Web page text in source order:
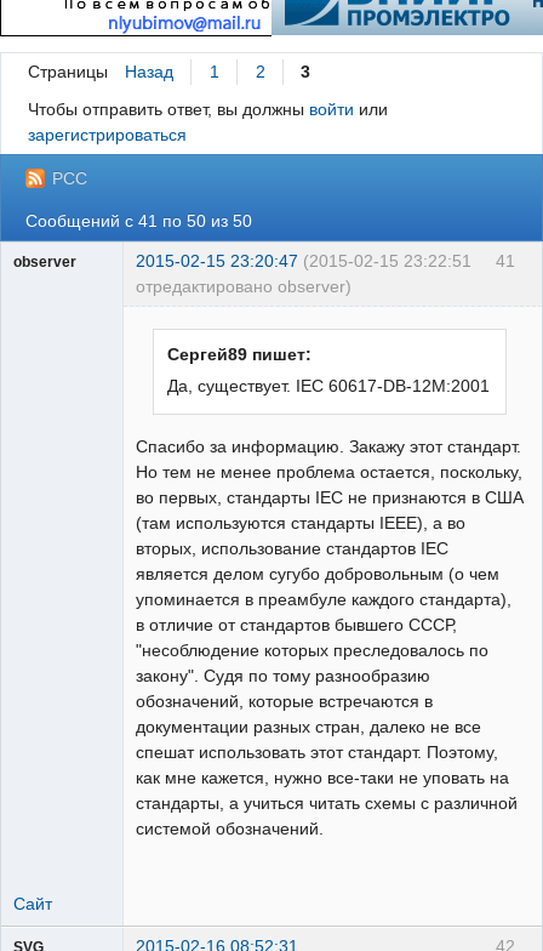
Страницы Назад 1 2
3
Чтобы отправить ответ, вы должны войти или
зарегистрироваться
РСС
Сообщений с 41 по 50 из 50
41
observer 2015-02-15 23:20:47 (2015-02-15 23:22:51
отредактировано observer)
Сергей89 пишет:
Да, существует. IEC 60617-DB-12M:2001
Спасибо за информацию. Закажу этот стандарт.
Но тем не менее проблема остается, поскольку,
во первых, стандарты IEC не признаются в США
(там используются стандарты IEEE), а во
вторых, использование стандартов IEC
является делом сугубо добровольным (о чем
упоминается в преамбуле каждого стандарта),
в отличие от стандартов бывшего СССР,
"несоблюдение которых преследовалось по
закону". Судя по тому разнообразию
обозначений, которые встречаются в
документации разных стран, далеко не все
спешат использовать этот стандарт. Поэтому,
как мне кажется, нужно все-таки не уповать на
стандарты, а учиться читать схемы с различной
системой обозначений.
Сайт
42
SVG 2015-02-16 08:52:31